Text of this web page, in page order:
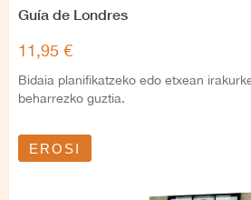
Guía de Londres
11,95 €
Bidaia planifikatzeko edo etxean
beharrezko guztia.
EROSI